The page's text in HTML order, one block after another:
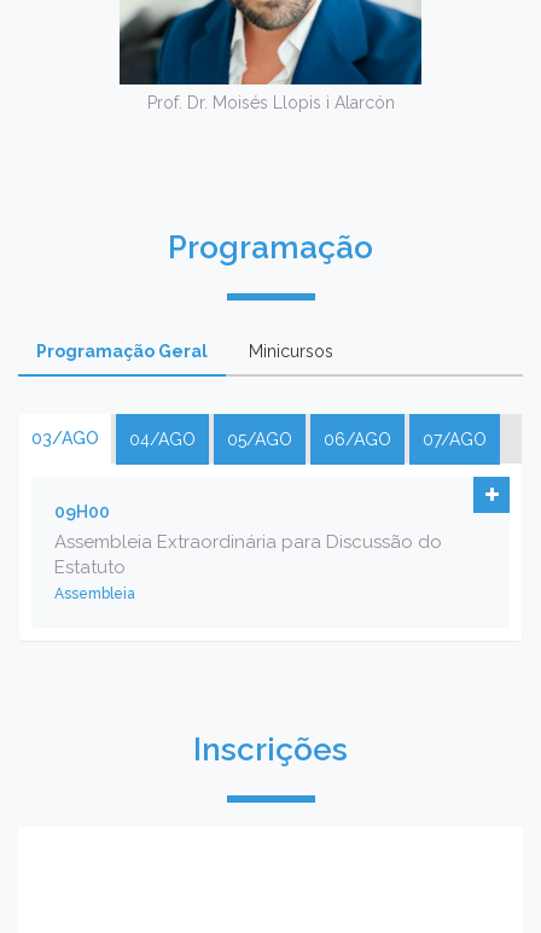
Prof. Dr. Moisés Llopis i Alarcón
Programação
Programação Geral Minicursos
03/AGO 04/AGO 05/AGO 06/AGO 07/AGO
09H00
Assembleia Extraordinária para Discussão do
Estatuto
Assembleia
Inscrições